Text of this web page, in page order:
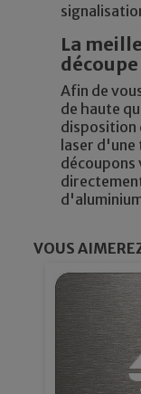
La
Afin de
de haute
disposition
laser
VOUS